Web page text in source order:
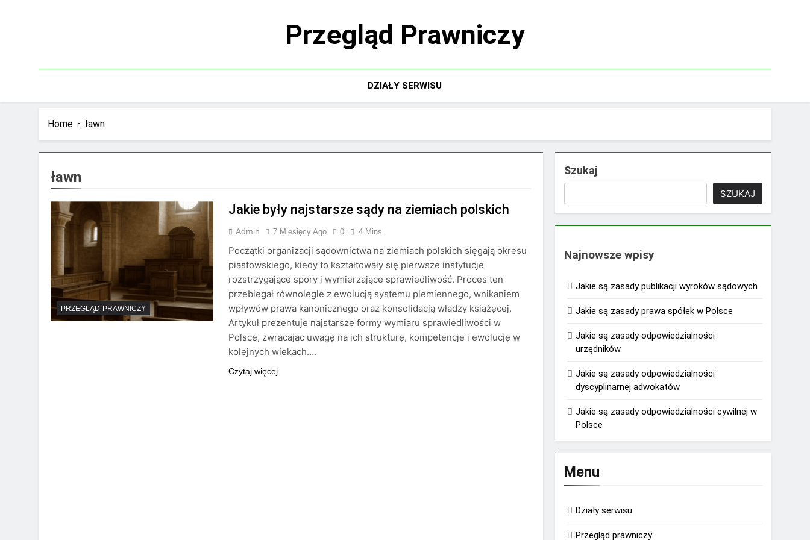
Przegląd Prawniczy
DZIAŁY SERWISU
Home ławn
ławn
PRZEGLĄD-PRAWNICZY
Jakie były najstarsze sądy na ziemiach polskich
Admin 7 Miesięcy Ago 0 4 Mins
Początki organizacji sądownictwa na ziemiach polskich sięgają okresu
piastowskiego, kiedy to kształtowały się pierwsze instytucje
rozstrzygające spory i wymierzające sprawiedliwość. Proces ten
przebiegał równolegle z ewolucją systemu plemiennego, wnikaniem
wpływów prawa kanonicznego oraz konsolidacją władzy książęcej.
Artykuł prezentuje najstarsze formy wymiaru sprawiedliwości w
Polsce, zwracając uwagę na ich strukturę, kompetencje i ewolucję w
kolejnych wiekach….
Czytaj więcej
Szukaj
SZUKAJ
Najnowsze wpisy
Jakie są zasady publikacji wyroków sądowych
Jakie są zasady prawa spółek w Polsce
Jakie są zasady odpowiedzialności
urzędników
Jakie są zasady odpowiedzialności
dyscyplinarnej adwokatów
Jakie są zasady odpowiedzialności cywilnej w
Polsce
Menu
Działy serwisu
Przegląd prawniczy